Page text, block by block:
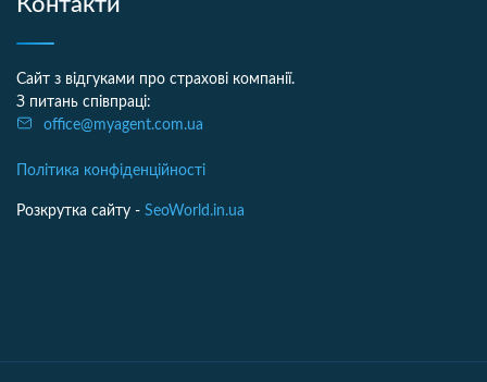
Сайт з відгуками про страхові компанії.
З питань співпраці:
office@myagent.com.ua
Політика конфіденційності
Розкрутка сайту - SeoWorld.in.ua